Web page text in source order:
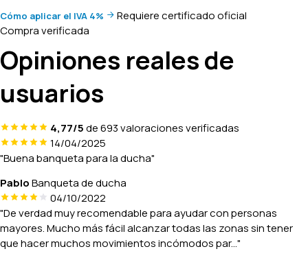
Cómo aplicar el IVA 4%
Requiere certificado oficial
Compra verificada
Opiniones reales de
usuarios
4,77/5de 693 valoraciones verificadas
14/04/2025
"Buena banqueta para la ducha"
PabloBanqueta de ducha
04/10/2022
"De verdad muy recomendable para ayudar con personas
mayores. Mucho más fácil alcanzar todas las zonas sin tener
que hacer muchos movimientos incómodos par..."